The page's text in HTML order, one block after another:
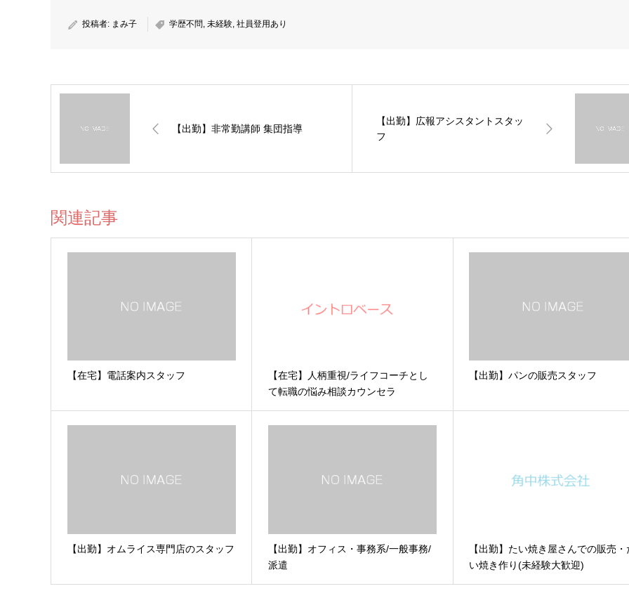
投稿者: まみ子 学歴不問 未経験 社員登用あり
【出勤】非常勤講師 集団指導
【出勤】広報アシスタントスタッ
フ
関連記事
【在宅】電話案内スタッフ
【在宅】人柄重視/ライフコーチとし
て転職の悩み相談カウンセラ
【出勤】パンの販売スタッフ
【出勤】オムライス専門店のスタッフ
【出勤】オフィス・事務系/一般事務/
派遣
【出勤】たい焼き屋さんでの販売・
い焼き作り(未経験大歓迎)